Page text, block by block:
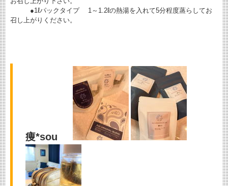
●1ℓパックタイプ 1～1.2ℓの熱湯を入れて5分程度蒸らしてお
召し上がりください。
痩*sou